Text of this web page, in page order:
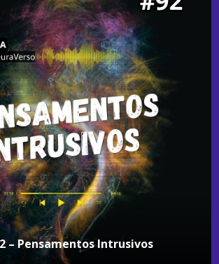
– Pensamentos Intrusivos